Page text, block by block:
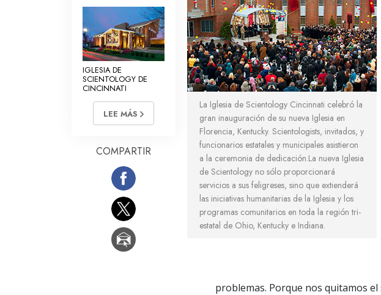
La Iglesia de Scientology Cincinnati celebró la
gran inauguración de su nueva Iglesia en
Florencia, Kentucky. Scientologists, invitados, y
funcionarios estatales y municipales asistieron
a la ceremonia de dedicación.La nueva Iglesia
de Scientology no sólo proporcionará
servicios a sus feligreses, sino que extienderá
las iniciativas humanitarias de la Iglesia y los
programas comunitarios en toda la región tri-
estatal de Ohio, Kentucky e Indiana.
problemas. Porque nos quitamos
IGLESIA DE
SCIENTOLOGY DE
CINCINNATI
LEE MÁS
COMPARTIR